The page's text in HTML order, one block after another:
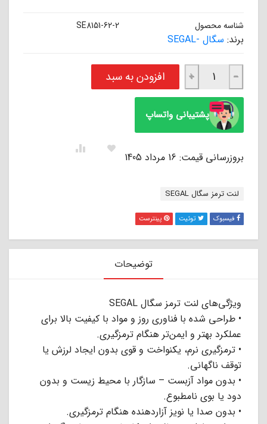
شناسه محصول SE8151-62-2
برند: سگال -SEGAL
لنت ترمز عقب فونیکس FX اکسلنت سگال SEGAL عدد
−
+ افزودن به سبد
پشتیبانی واتساپ
بروزرسانی قیمت: 16 مرداد 1405
برچسب:
لنت ترمز سگال SEGAL
فیسبوک توئیت پینترست
توضیحات
ویژگی‌های لنت ترمز سگال SEGAL
• طراحی شده با فناوری روز و مواد با کیفیت بالا برای
عملکرد بهتر و ایمن‌تر هنگام ترمزگیری.
• ترمزگیری نرم، یکنواخت و قوی بدون ایجاد لرزش یا
توقف ناگهانی.
• بدون مواد آزبست – سازگار با محیط زیست و بدون
دود یا بوی نامطبوع.
• بدون صدا یا نویز آزاردهنده هنگام ترمزگیری.